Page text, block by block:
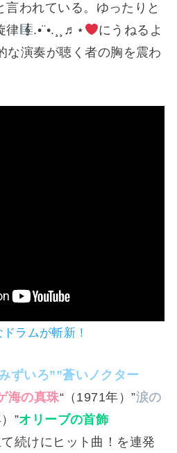
われている。ゆったりと
律
.•¨•.¸¸♬⋆
にうねるよ
な演奏が聴く者の胸を震わ
ラムが斬新！
ずいろ””蒼いノクター
海の真珠“（1971年）”涙の
”オリーブの首飾
続けにヒット曲！を連発